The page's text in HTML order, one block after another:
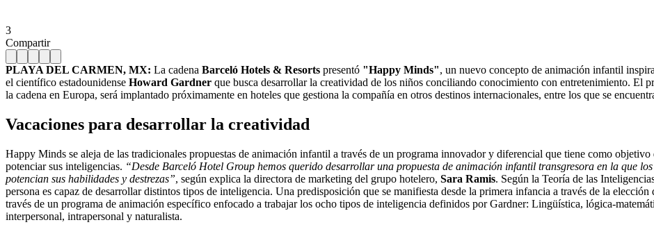
3
Compartir
PLAYA DEL CARMEN, MX: La cadena Barceló Hotels & Resorts presentó "Happy Minds", un nuevo concepto de animación infantil
el científico estadounidense Howard Gardner que busca desarrollar la creatividad de los niños conciliando conocimiento con entretenimiento. El
la cadena en Europa, será implantado próximamente en hoteles que gestiona la compañía en otros destinos internacionales, entre los que se
Vacaciones para desarrollar la creatividad
Happy Minds se aleja de las tradicionales propuestas de animación infantil a través de un programa innovador y diferencial que tiene como
potenciar sus inteligencias. “Desde Barceló Hotel Group hemos querido desarrollar una propuesta de animación infantil transgresora en la que
potencian sus habilidades y destrezas”, según explica la directora de marketing del grupo hotelero, Sara Ramis. Según la Teoría de las
persona es capaz de desarrollar distintos tipos de inteligencia. Una predisposición que se manifiesta desde la primera infancia a través de la
través de un programa de animación específico enfocado a trabajar los ocho tipos de inteligencia definidos por Gardner: Lingüística, lógica-
interpersonal, intrapersonal y naturalista.